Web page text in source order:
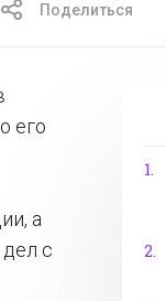
Поделиться
1.
2.
его
а
с